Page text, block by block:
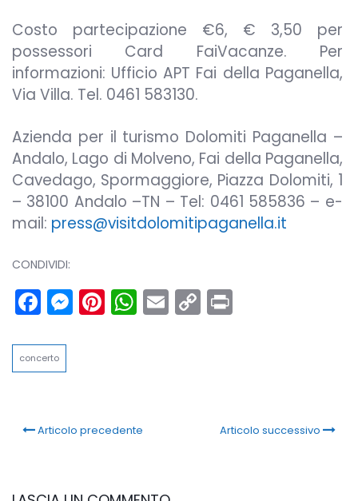
Costo partecipazione €6, € 3,50 per
possessori Card FaiVacanze. Per
informazioni: Ufficio APT Fai della Paganella,
Via Villa. Tel. 0461 583130.
Azienda per il turismo Dolomiti Paganella –
Andalo, Lago di Molveno, Fai della Paganella,
Cavedago, Spormaggiore, Piazza Dolomiti, 1
– 38100 Andalo –TN – Tel: 0461 585836 – e-
mail: press@visitdolomitipaganella.it
CONDIVIDI:
Facebook
Messenger
Pinterest
WhatsApp
Email
Copy
Link
concerto
Articolo precedente Articolo successivo